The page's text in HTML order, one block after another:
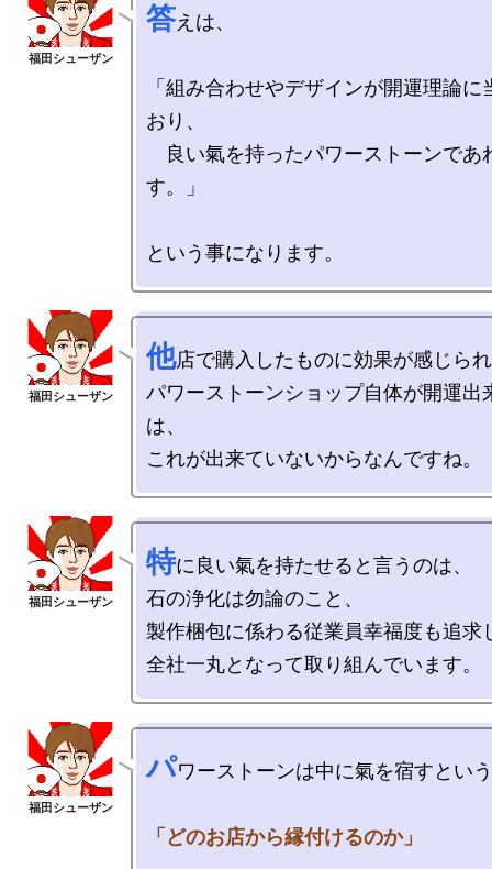
答えは、
「組み合わせやデザインが開運理論に
おり、
良い氣を持ったパワーストーンであ
す。」
他店で購入したものに効果が感じら
パワーストーンショップ自体が開運出
は、
特に良い氣を持たせると言うのは、
石の浄化は勿論のこと、
製作梱包に係わる従業員幸福度も追求
パワーストーンは中に氣を宿すとい
「どのお店から縁付けるのか」